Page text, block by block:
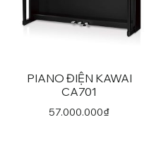
PIANO ĐIỆN KAWAI
CA701
57.000.000₫